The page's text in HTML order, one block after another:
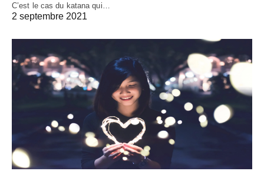
C’est le cas du katana qui…
2 septembre 2021